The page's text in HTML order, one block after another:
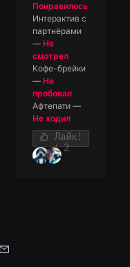
Понравилось
Интерактив с
партнёрами
— Не
смотрел
Кофе-брейки
— Не
пробовал
Афтепати—
Не ходил
Лайк!
/ 2